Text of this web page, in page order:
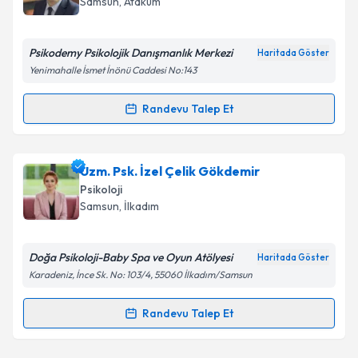
Kişisel verilerimin işlenmesine ilişkin
Metni'ni okudum ve kişisel verilerimin belirtilen
Takvim Talebini Gönder
Psikodemy Psikolojik Danışmanlık Merkezi Haritada Göster
Yenimahalle İsmet İnönü Caddesi No:143
Randevu Talep Et
Randevu Takvimi Talebi
Uzm. Psk. Lokman Yılmaz için randevu takvimi
talebi oluşturun. Size bu uzmandan randevu almanız
için bir takvim hazırlandığında e-posta ile
bilgilendireceğiz.
Kişisel verilerimin işlenmesine ilişkinAydınlatma
Uzm. Psk. İzel Çelik Gökdemir
Psikoloji
Samsun, İlkadım
Doğa Psikoloji-Baby Spa ve Oyun Atölyesi Haritada Göster
Karadeniz, İnce Sk. No: 103/4, 55060 İlkadım/Samsun
Randevu Talep Et
Randevu Takvimi Talebi